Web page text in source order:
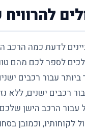
להרוויח
לדעת כמה הרכב
לספר לכם מהם
החל מ- 1,000 ₪ עבור
לקוחותיו,